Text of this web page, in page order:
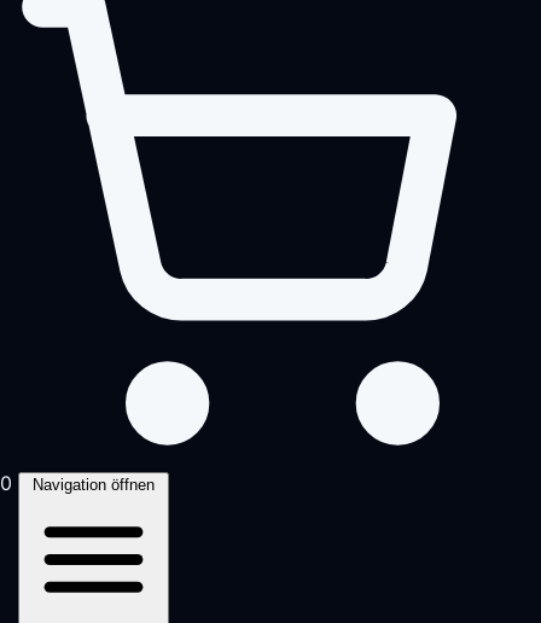
0 Navigation öffnen